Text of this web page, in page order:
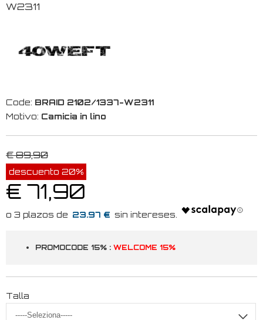
W2311
Code: BRAID 2102/1337-W2311
Motivo: Camicia in lino
€ 89,90
descuento 20%
€ 71,90
23.97 €
PROMOCODE 15% : WELCOME 15%
Talla